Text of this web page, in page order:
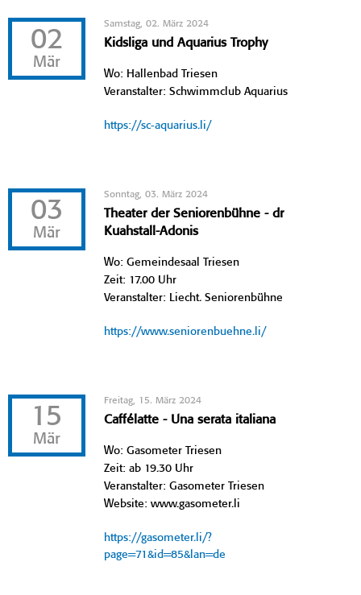
02
Mär
Samstag, 02. März 2024
Kidsliga und Aquarius Trophy
Wo: Hallenbad Triesen
Veranstalter: Schwimmclub Aquarius
https://sc-aquarius.li/
03
Mär
Sonntag, 03. März 2024
Theater der Seniorenbühne - dr
Kuahstall-Adonis
Wo: Gemeindesaal Triesen
Zeit: 17.00 Uhr
Veranstalter: Liecht. Seniorenbühne
https://www.seniorenbuehne.li/
15
Mär
Freitag, 15. März 2024
Caffélatte - Una serata italiana
Wo: Gasometer Triesen
Zeit: ab 19.30 Uhr
Veranstalter: Gasometer Triesen
Website: www.gasometer.li
https://gasometer.li/?
page=71&id=85&lan=de